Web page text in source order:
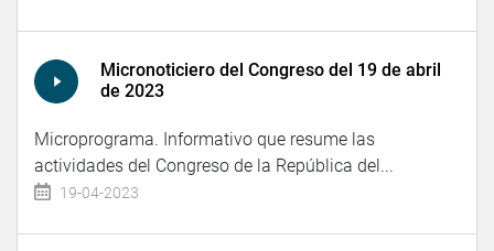
Micronoticiero del Congreso del 19 de abril
de 2023
Microprograma. Informativo que resume las
actividades del Congreso de la República del...
19-04-2023